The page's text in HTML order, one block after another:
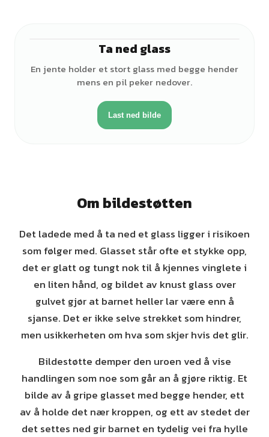
Ta ned glass
En jente holder et stort glass med begge hender
mens en pil peker nedover.
Last ned bilde
Om bildestøtten
Det ladede med å ta ned et glass ligger i risikoen
som følger med. Glasset står ofte et stykke opp,
det er glatt og tungt nok til å kjennes vinglete i
en liten hånd, og bildet av knust glass over
gulvet gjør at barnet heller lar være enn å
sjanse. Det er ikke selve strekket som hindrer,
men usikkerheten om hva som skjer hvis det glir.
Bildestøtte demper den uroen ved å vise
handlingen som noe som går an å gjøre riktig. Et
bilde av å gripe glasset med begge hender, ett
av å holde det nær kroppen, og ett av stedet der
det settes ned gir barnet en tydelig vei fra hylle